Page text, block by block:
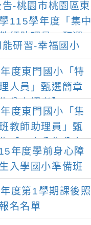
-桃園市桃園區東
115學年度「集中
師助理員」甄選
研習-幸福國小
度東門國小「特
人員」甄選簡章
分次招考】
度東門國小「集
教師助理員」甄
【一次公告分次
年度學前身心障
入學國小準備班
度第1學期課後照
名名單